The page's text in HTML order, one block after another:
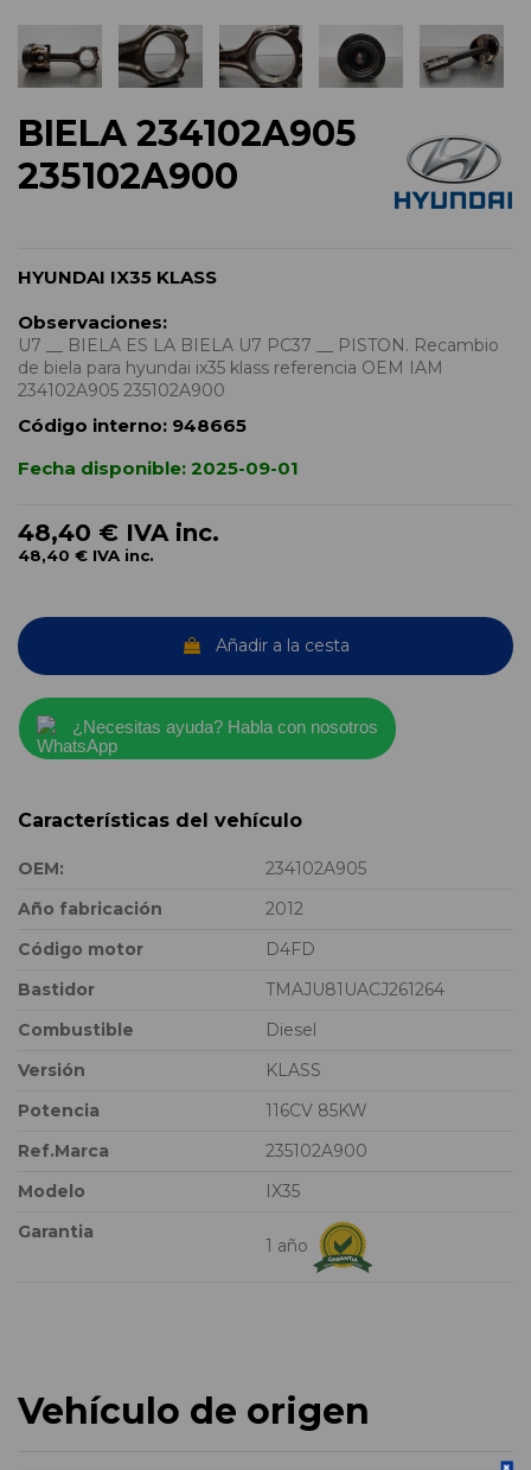
BIELA 234102A905
235102A900
HYUNDAI IX35 KLASS
Observaciones:
U7 __ BIELA ES LA BIELA U7 PC37 __ PISTON. Recambio
de biela para hyundai ix35 klass referencia OEM IAM
234102A905 235102A900
Código interno: 948665
Fecha disponible: 2025-09-01
48,40 € IVA inc.
48,40 € IVA inc.
Añadir a la cesta
¿Necesitas ayuda? Habla con nosotros
Características del vehículo
OEM:
234102A905
Año fabricación
2012
Código motor
D4FD
Bastidor
TMAJU81UACJ261264
Combustible
Diesel
Versión
KLASS
Potencia
116CV 85KW
Ref.Marca
235102A900
Modelo
IX35
Garantia
1 año
Vehículo de origen